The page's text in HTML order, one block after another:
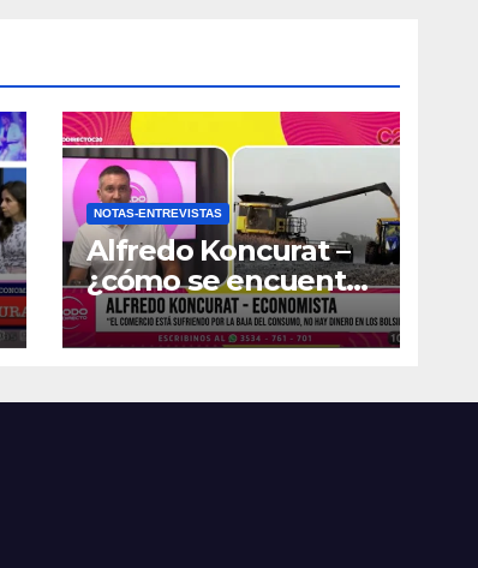
NOTAS-ENTREVISTAS
Alfredo Koncurat –
¿cómo se encuentra
la actividad
económica del país?